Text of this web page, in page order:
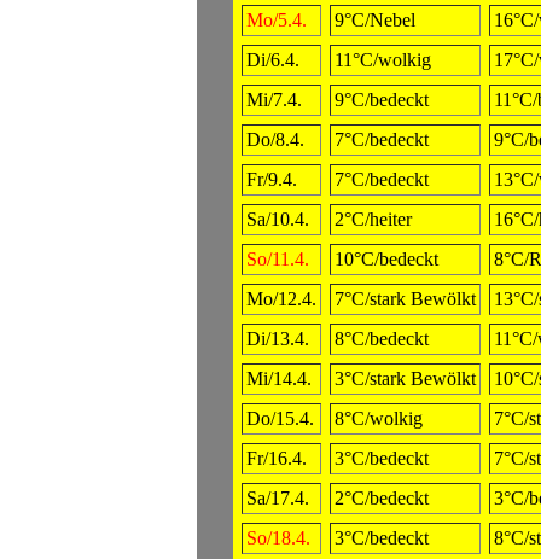
Mo/5.4.
9°C/Nebel
Di/6.4.
11°C/wolkig
Mi/7.4.
9°C/bedeckt
Do/8.4.
7°C/bedeckt
9°C/
Fr/9.4.
7°C/bedeckt
Sa/10.4.
2°C/heiter
So/11.4.
10°C/bedeckt
8°C/
Mo/12.4.
7°C/stark Bewölkt
Di/13.4.
8°C/bedeckt
Mi/14.4.
3°C/stark Bewölkt
Do/15.4.
8°C/wolkig
7°C/
Fr/16.4.
3°C/bedeckt
7°C/
Sa/17.4.
2°C/bedeckt
3°C/
So/18.4.
3°C/bedeckt
8°C/